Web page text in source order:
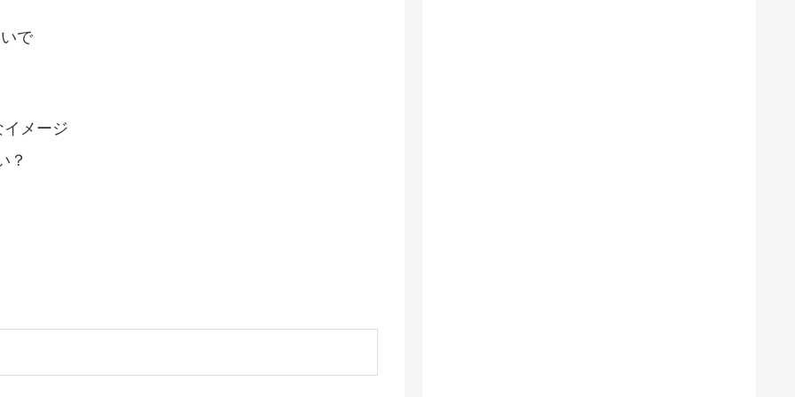
で
メージ
？